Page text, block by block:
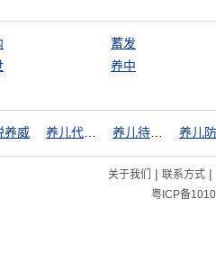
蓄发
养中
养威 养儿
关于我们 | 联系方式|
粤ICP备